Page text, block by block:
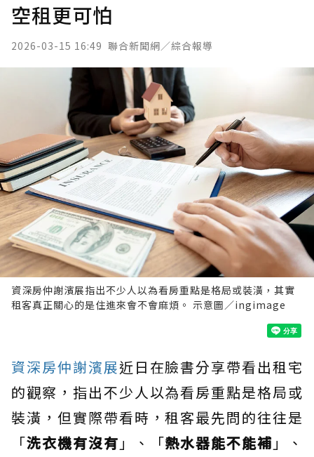
空租更可怕
2026-03-15 16:49 聯合新聞網／綜合報導
資深房仲謝濱展指出不少人以為看房重點是格局或裝潢，其實
租客真正關心的是住進來會不會麻煩。 示意圖／ingimage
資深房仲謝濱展近日在臉書分享帶看出租宅
的觀察，指出不少人以為看房重點是格局或
裝潢，但實際帶看時，租客最先問的往往是
「洗衣機有沒有 」、「熱水器能不能補 」、